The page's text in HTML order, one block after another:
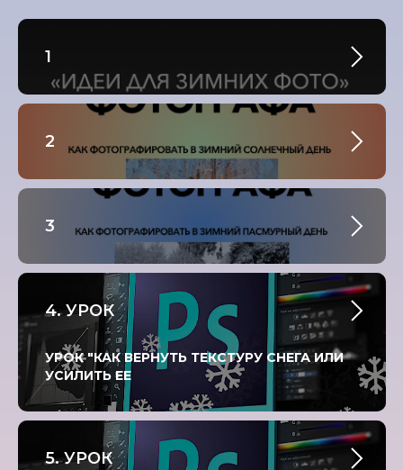
1
2
3
4. УРОК
УРОК "КАК ВЕРНУТЬ ТЕКСТУРУ СНЕГА ИЛИ
УСИЛИТЬ ЕЕ
5. УРОК